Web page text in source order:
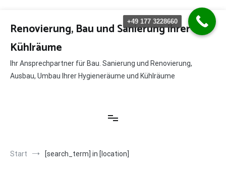
Inhalt
springen
Renovierung, Bau und Sanierung ihrer
Kühlräume
Ihr Ansprechpartner für Bau. Sanierung und Renovierung,
Ausbau, Umbau Ihrer Hygieneräume und Kühlräume
Start [search_term] in [location]
+49 177 3228660